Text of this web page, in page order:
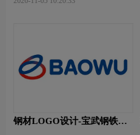
钢材LOGO设计-宝武钢铁品